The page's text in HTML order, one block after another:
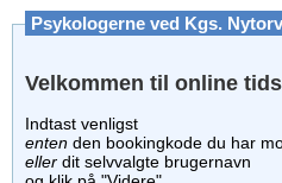
Psykologerne ved Kgs.
Velkommen til online
Indtast venligst
enten den bookingkode du har
eller dit selvvalgte brugernavn